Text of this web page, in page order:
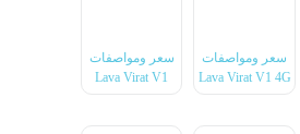
سعر ومواصفات
Lava Virat V1 4G
سعر ومواصفات
Lava Virat V1